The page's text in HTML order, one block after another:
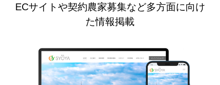
ECサイトや契約農家募集など多方面に向け
た情報掲載